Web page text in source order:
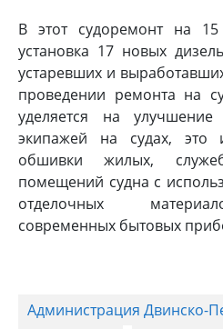
В этот судоремонт на 15
установка 17 новых
устаревших и
проведении ремонта на
уделяется на
экипажей на судах, это
обшивки жилых,
помещений судна с
отделочных
современных бытовых
Администрация Двинско-